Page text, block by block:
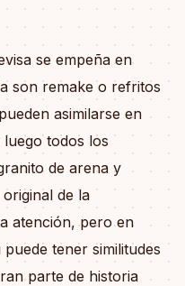
se empeña en
son remake o refritos
asimilarse en
todos los
de arena y
de la
atención, pero en
tener similitudes
parte de historia